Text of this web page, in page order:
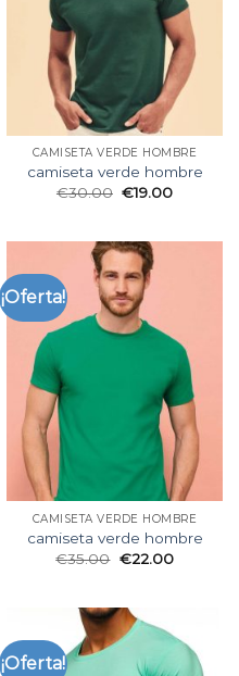
CAMISETA VERDE HOMBRE
camiseta verde hombre
€30.00 €19.00
¡Oferta!
CAMISETA VERDE HOMBRE
camiseta verde hombre
€35.00 €22.00
¡Oferta!